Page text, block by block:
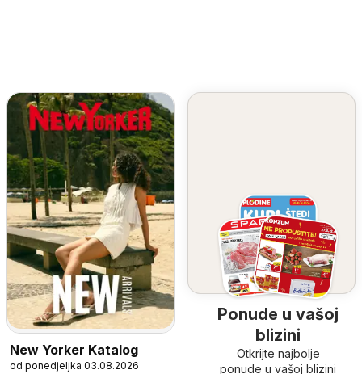
New Yorker Katalog
od ponedjeljka 03.08.2026
Ponude u vašoj
blizini
Otkrijte najbolje
ponude u vašoj blizini